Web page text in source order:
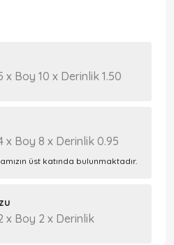
x Boy 10 x Derinlik 1.50
x Boy 8 x Derinlik 0.95
üst katında bulunmaktadır.
x Boy 2 x Derinlik